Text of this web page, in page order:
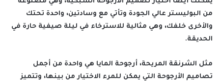
من البوليستر عالي الجودة وتأتي مع وسادتين، واحدة تحتك
والأخرى خلفك، وهي مثالية للاسترخاء في ليلة صيفية حارة في
الحديقة.
مثل الشرنقة المريحة، أرجوحة المايا هي واحدة من أجمل
تصاميم الأرجوحة التي يمكن للمرء الاختيار من بينها، وتتميز